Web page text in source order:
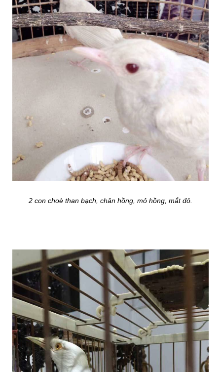
2 con choè than bạch, chân hồng, mỏ hồng, mắt đỏ.